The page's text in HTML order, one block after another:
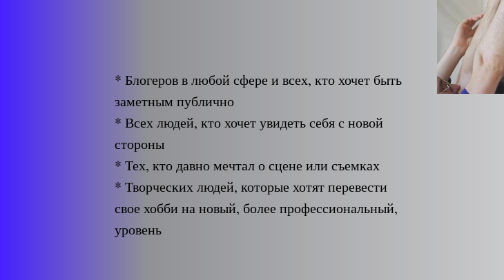
* Блогеров в любой сфере и всех, кто хочет быть
заметным публично
* Всех людей, кто хочет увидеть себя с новой
стороны
* Тех, кто давно мечтал о сцене или съемках
* Творческих людей, которые хотят перевести
свое хобби на новый, более профессиональный,
уровень